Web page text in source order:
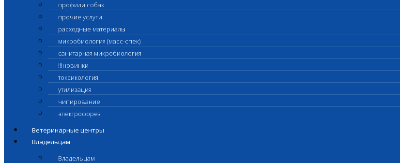
профили собак
прочие услуги
расходные материалы
микробиология (масс-спек)
санитарная микробиология
!!!новинки
токсикология
утилизация
чипирование
электрофорез
Ветеринарные центры
Владельцам
Владельцам